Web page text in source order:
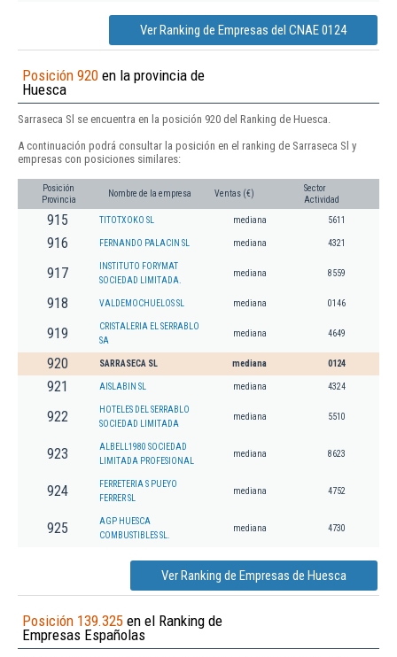
Ver Ranking de Empresas del CNAE 0124
Posición 920 en la provincia de
Huesca
Sarraseca Sl se encuentra en la posición 920 del Ranking de Huesca.
A continuación podrá consultar la posición en el ranking de Sarraseca Sl y
empresas con posiciones similares:
Posición
Provincia
Nombre de la empresa Ventas (€)
Sector
Actividad
915 TITOTXOKO SL mediana 5611
916 FERNANDO PALACIN SL mediana 4321
917
INSTITUTO FORYMAT
SOCIEDAD LIMITADA.
mediana 8559
918 VALDEMOCHUELOS SL mediana 0146
919
CRISTALERIA EL SERRABLO
SA
mediana 4649
920 SARRASECA SL mediana 0124
921 AISLABIN SL mediana 4324
922
HOTELES DEL SERRABLO
SOCIEDAD LIMITADA
mediana 5510
923
ALBELL1980 SOCIEDAD
LIMITADA PROFESIONAL
mediana 8623
924
FERRETERIA S PUEYO
FERRER SL
mediana 4752
925
AGP HUESCA
COMBUSTIBLES SL.
mediana 4730
Ver Ranking de Empresas de Huesca
Posición 139.325 en el Ranking de
Empresas Españolas